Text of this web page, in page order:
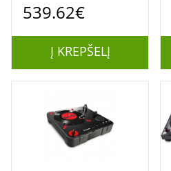
539.62€
Į KREPŠELĮ